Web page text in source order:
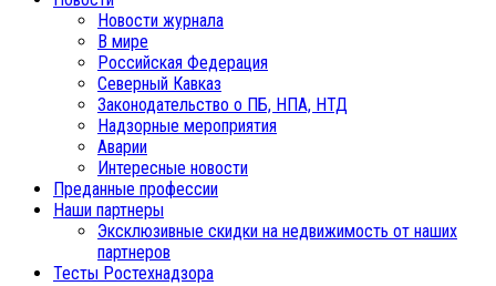
Новости журнала
В мире
Российская Федерация
Северный Кавказ
Законодательство о ПБ, НПА, НТД
Надзорные мероприятия
Аварии
Интересные новости
Преданные профессии
Наши партнеры
Эксклюзивные скидки на недвижимость от наших
партнеров
Тесты Ростехнадзора